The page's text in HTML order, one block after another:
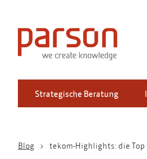
Inhalt
Strategische Beratung
Pfadnavigation
Blog tekom-Highlights: die